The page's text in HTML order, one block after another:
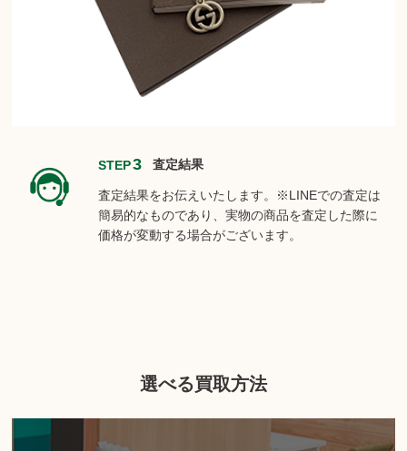
STEP3 査定結果
査定結果をお伝えいたします。 ※LINEでの査定は
簡易的なものであり、実物の商品を査定した際に
価格が変動する場合がございます。
選べる買取方法